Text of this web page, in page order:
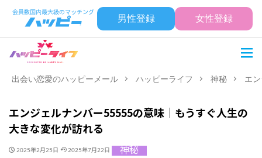
男性登録 女性登録
出会い恋愛のハッピーメール ハッピーライフ 神秘 エ
エンジェルナンバー55555の意味｜もうすぐ人生の
大きな変化が訪れる
2025年2月25日 2025年7月22日 神秘